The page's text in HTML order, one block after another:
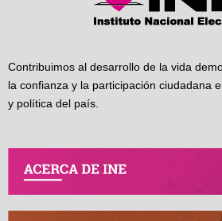
Contribuimos al desarrollo de la vida
la confianza y la participación ciudadana
y política del país.